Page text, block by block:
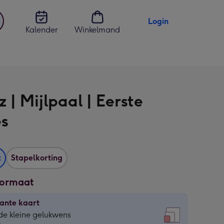
Kalender
Winkelmand
Login
| Mijlpaal | Eerste
Stapelkorting
kaart
kleine gelukwens